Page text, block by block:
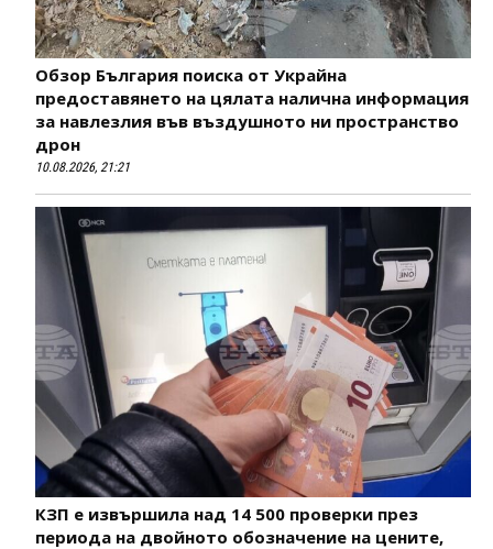
Обзор България поиска от Украйна
предоставянето на цялата налична информация
за навлезлия във въздушното ни пространство
дрон
10.08.2026, 21:21
КЗП е извършила над 14 500 проверки през
периода на двойното обозначение на цените,